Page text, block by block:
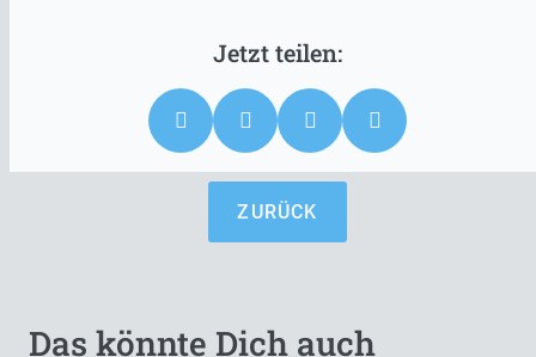
ZURÜCK
Das könnte Dich auch